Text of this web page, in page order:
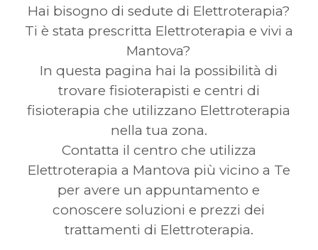
Hai bisogno di sedute di Elettroterapia?
Ti è stata prescritta Elettroterapia e vivi a
Mantova?
In questa pagina hai la possibilità di
trovare fisioterapisti e centri di
fisioterapia che utilizzano Elettroterapia
nella tua zona.
Contatta il centro che utilizza
Elettroterapia a Mantova più vicino a Te
per avere un appuntamento e
conoscere soluzioni e prezzi dei
trattamenti di Elettroterapia.